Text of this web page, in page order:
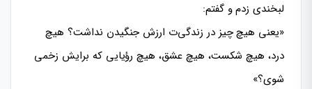
لبخندی زدم و گفتم:
«یعنی هیچ چیز در زندگی‌ت ارزش جنگیدن نداشت؟ هیچ
درد، هیچ شکست، هیچ عشق، هیچ رؤیایی که برایش زخمی
شوی؟»